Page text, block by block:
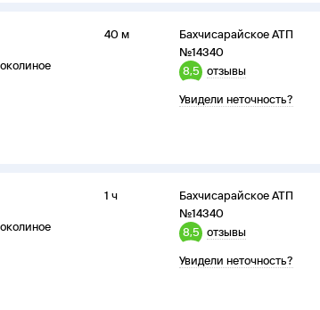
40 м
Бахчисарайское АТП
№14340
8,5 отзывы
Увидели неточность?
1 ч
Бахчисарайское АТП
№14340
8,5 отзывы
Увидели неточность?